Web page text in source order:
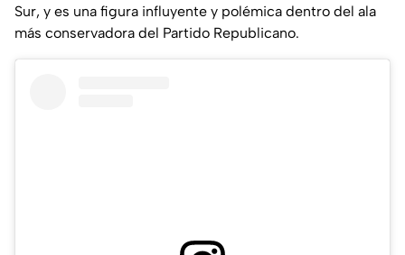
Sur, y es una figura influyente y polémica dentro del ala
más conservadora del Partido Republicano.